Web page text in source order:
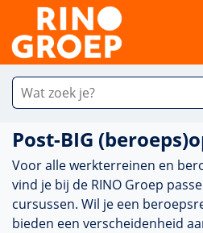
Post-BIG
Voor alle werkterreinen en
vind je bij de RINO Groep
cursussen. Wil je een
bieden een verscheidenheid